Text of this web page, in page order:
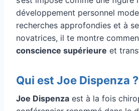
développement personnel
recherches approfondies et à
novatrices, il te montre
conscience supérieure et
Qui est Joe Dispenza ?
Joe Dispenza est à la fois